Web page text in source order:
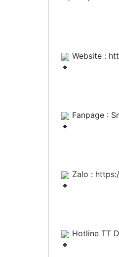
Website :
Fanpage :
Zalo :
Hotline TT